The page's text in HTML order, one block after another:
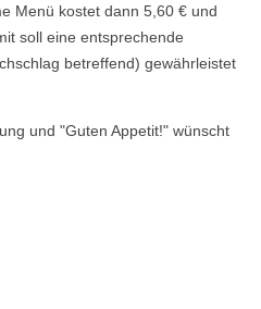
Menü kostet dann 5,60 € und
soll eine entsprechende
betreffend) gewährleistet
und "Guten Appetit!" wünscht